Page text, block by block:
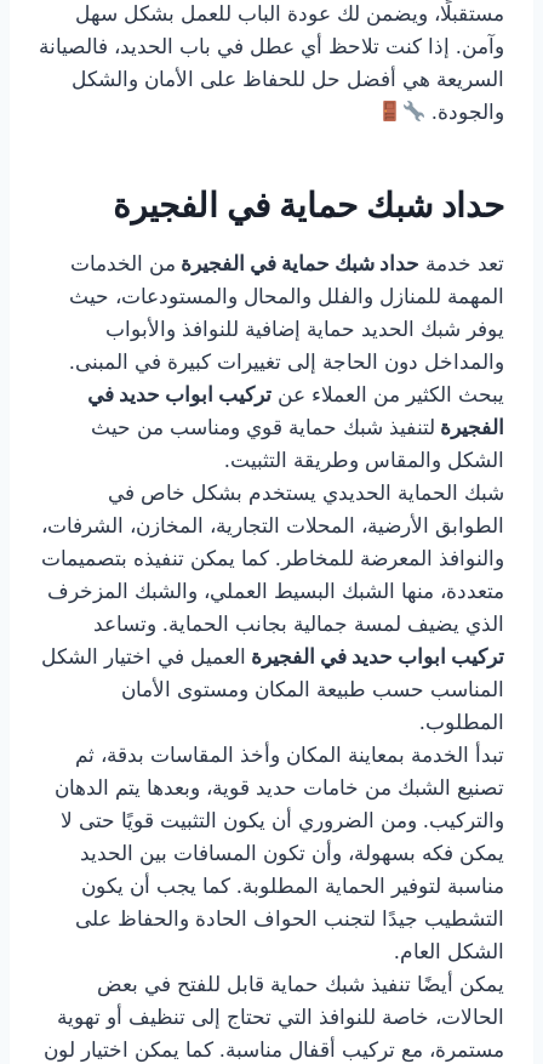
مستقبلًا، ويضمن لك عودة الباب للعمل بشكل سهل
وآمن. إذا كنت تلاحظ أي عطل في باب الحديد، فالصيانة
السريعة هي أفضل حل للحفاظ على الأمان والشكل
والجودة.
حداد شبك حماية في الفجيرة
تعد خدمة حداد شبك حماية في الفجيرة من الخدمات
المهمة للمنازل والفلل والمحال والمستودعات، حيث
يوفر شبك الحديد حماية إضافية للنوافذ والأبواب
والمداخل دون الحاجة إلى تغييرات كبيرة في المبنى.
يبحث الكثير من العملاء عن تركيب ابواب حديد في
الفجيرة لتنفيذ شبك حماية قوي ومناسب من حيث
الشكل والمقاس وطريقة التثبيت.
شبك الحماية الحديدي يستخدم بشكل خاص في
الطوابق الأرضية، المحلات التجارية، المخازن، الشرفات،
والنوافذ المعرضة للمخاطر. كما يمكن تنفيذه بتصميمات
متعددة، منها الشبك البسيط العملي، والشبك المزخرف
الذي يضيف لمسة جمالية بجانب الحماية. وتساعد
تركيب ابواب حديد في الفجيرة العميل في اختيار الشكل
المناسب حسب طبيعة المكان ومستوى الأمان
المطلوب.
تبدأ الخدمة بمعاينة المكان وأخذ المقاسات بدقة، ثم
تصنيع الشبك من خامات حديد قوية، وبعدها يتم الدهان
والتركيب. ومن الضروري أن يكون التثبيت قويًا حتى لا
يمكن فكه بسهولة، وأن تكون المسافات بين الحديد
مناسبة لتوفير الحماية المطلوبة. كما يجب أن يكون
التشطيب جيدًا لتجنب الحواف الحادة والحفاظ على
الشكل العام.
يمكن أيضًا تنفيذ شبك حماية قابل للفتح في بعض
الحالات، خاصة للنوافذ التي تحتاج إلى تنظيف أو تهوية
مستمرة، مع تركيب أقفال مناسبة. كما يمكن اختيار لون